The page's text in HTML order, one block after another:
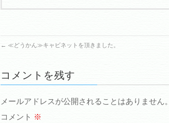
← ≪どうかん≫キャビネットを頂きました。
コメントを残す
メールアドレスが公開されることはありません。
コメント ※